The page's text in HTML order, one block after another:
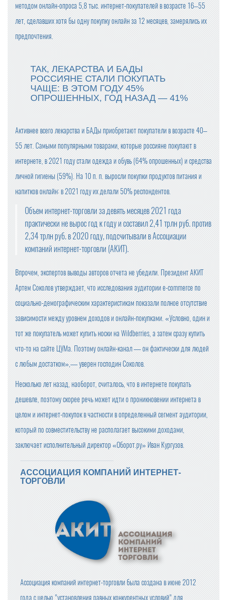
методом онлайн-опроса 5,8 тыс. интернет-покупателей в возрасте 16–55
лет, сделавших хотя бы одну покупку онлайн за 12 месяцев, замерялись их
предпочтения.
ТАК, ЛЕКАРСТВА И БАДЫ
РОССИЯНЕ СТАЛИ ПОКУПАТЬ
ЧАЩЕ: В ЭТОМ ГОДУ 45%
ОПРОШЕННЫХ, ГОД НАЗАД — 41%
Активнее всего лекарства и БАДы приобретают покупатели в возрасте 40–
55 лет. Самыми популярными товарами, которые россияне покупают в
интернете, в 2021 году стали одежда и обувь (64% опрошенных) и средства
личной гигиены (59%). На 10 п. п. выросли покупки продуктов питания и
напитков онлайн: в 2021 году их делали 50% респондентов.
Объем интернет-торговли за девять месяцев 2021 года
практически не вырос год к году и составил 2,41 трлн руб. против
2,34 трлн руб. в 2020 году, подсчитывали в Ассоциации
компаний интернет-торговли (АКИТ).
Впрочем, экспертов выводы авторов отчета не убедили. Президент АКИТ
Артем Соколов утверждает, что исследования аудитории e-commerce по
социально-демографическим характеристикам показали полное отсутствие
зависимости между уровнем доходов и онлайн-покупками. «Условно, один и
тот же покупатель может купить носки на Wildberries, а затем сразу купить
что-то на сайте ЦУМа. Поэтому онлайн-канал — он фактически для людей
с любым достатком»,— уверен господин Соколов.
Несколько лет назад, наоборот, считалось, что в интернете покупать
дешевле, поэтому скорее речь может идти о проникновении интернета в
целом и интернет-покупок в частности в определенный сегмент аудитории,
который по совместительству не располагает высокими доходами,
заключает исполнительный директор «Оборот.ру» Иван Кургузов.
АССОЦИАЦИЯ КОМПАНИЙ ИНТЕРНЕТ-
ТОРГОВЛИ
Ассоциация компаний интернет-торговли была создана в июне 2012
года с целью "установления равных конкурентных условий" для